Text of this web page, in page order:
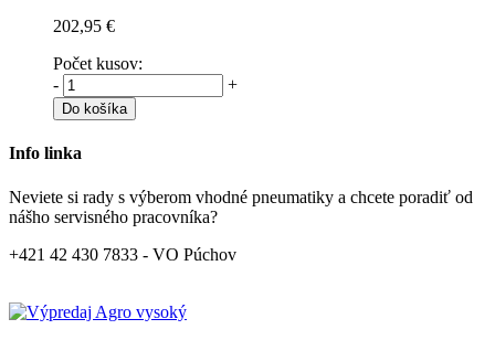
202,95 €
Počet kusov:
-
+
Do košíka
Info linka
Neviete si rady s výberom vhodné pneumatiky a chcete poradiť od
nášho servisného pracovníka?
+421 42 430 7833 - VO Púchov